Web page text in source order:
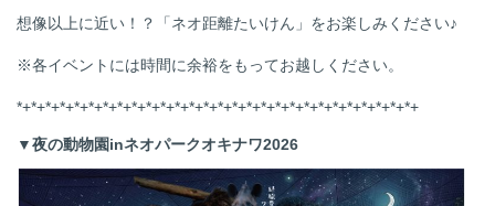
想像以上に近い！？「ネオ距離たいけん」をお楽しみください♪
※各イベントには時間に余裕をもってお越しください。
*+*+*+*+*+*+*+*+*+*+*+*+*+*+*+*+*+*+*+*+*+*+*+*+*+*+*+*+
▼夜の動物園inネオパークオキナワ2026